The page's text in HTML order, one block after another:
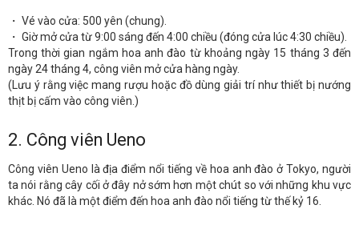
・ Vé vào cửa: 500 yên (chung).
・ Giờ mở cửa từ 9:00 sáng đến 4:00 chiều (đóng cửa lúc 4:30 chiều).
Trong thời gian ngắm hoa anh đào từ khoảng ngày 15 tháng 3 đến
ngày 24 tháng 4, công viên mở cửa hàng ngày.
(Lưu ý rằng việc mang rượu hoặc đồ dùng giải trí như thiết bị nướng
thịt bị cấm vào công viên.)
2. Công viên Ueno
Công viên Ueno là địa điểm nổi tiếng về hoa anh đào ở Tokyo, người
ta nói rằng cây cối ở đây nở sớm hơn một chút so với những khu vực
khác. Nó đã là một điểm đến hoa anh đào nổi tiếng từ thế kỷ 16.